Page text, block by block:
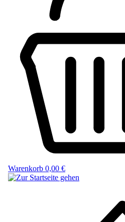
Warenkorb 0,00 €